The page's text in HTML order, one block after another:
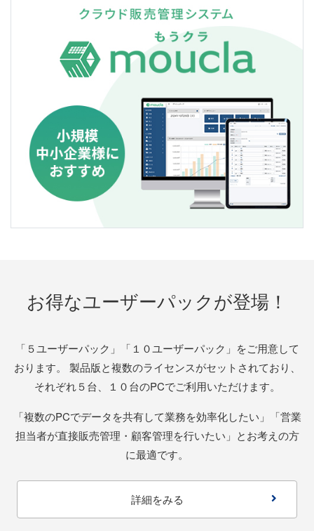
お得なユーザーパックが登場！
「５ユーザーパック」「１０ユーザーパック」をご用意して
おります。
製品版と複数のライセンスがセットされており、
それぞれ５台、１０台のPCでご利用いただけます。
「複数のPCでデータを共有して業務を効率化したい」「営業
担当者が直接販売管理・顧客管理を行いたい」とお考えの方
に最適です。
詳細をみる